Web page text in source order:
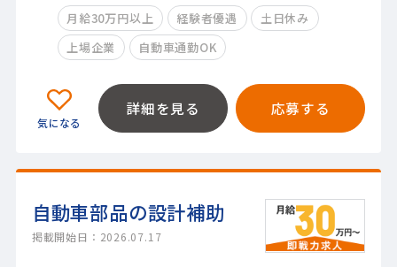
月給30万円以上 経験者優遇
土日休み
上場企業
自動車通勤OK
詳細を見る 応募する
自動車部品の設計補助
掲載開始日：2026.07.17